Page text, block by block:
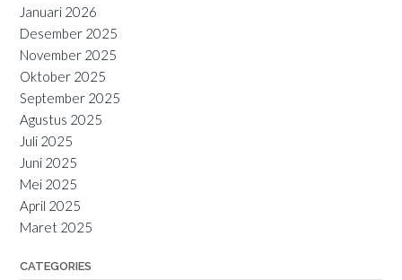
Januari 2026
Desember 2025
November 2025
Oktober 2025
September 2025
Agustus 2025
Juli 2025
Juni 2025
Mei 2025
April 2025
Maret 2025
CATEGORIES